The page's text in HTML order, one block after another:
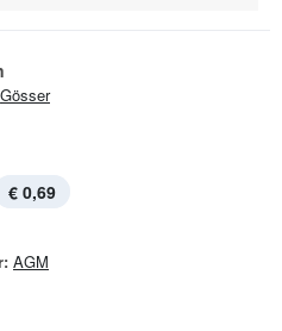
Gösser
€ 0,69
AGM